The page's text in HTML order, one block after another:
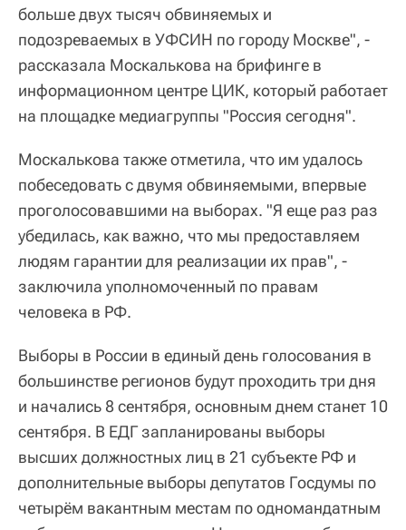
больше двух тысяч обвиняемых и
подозреваемых в УФСИН по городу Москве", -
рассказала Москалькова на брифинге в
информационном центре ЦИК, который работает
на площадке медиагруппы "Россия сегодня".
Москалькова также отметила, что им удалось
побеседовать с двумя обвиняемыми, впервые
проголосовавшими на выборах. "Я еще раз раз
убедилась, как важно, что мы предоставляем
людям гарантии для реализации их прав", -
заключила уполномоченный по правам
человека в РФ.
Выборы в России в единый день голосования в
большинстве регионов будут проходить три дня
и начались 8 сентября, основным днем станет 10
сентября. В ЕДГ запланированы выборы
высших должностных лиц в 21 субъекте РФ и
дополнительные выборы депутатов Госдумы по
четырём вакантным местам по одномандатным